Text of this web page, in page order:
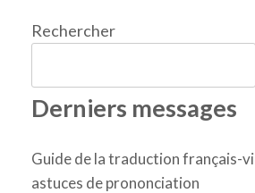
Rechercher
Derniers messages
Guide de la traduction français-
astuces de prononciation